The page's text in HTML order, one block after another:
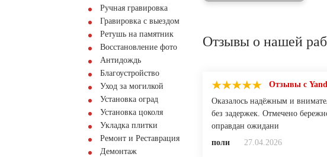
Ручная гравировка
Гравировка с выездом
Ретушь на памятник
Восстановление фото
Антидождь
Благоустройство
Уход за могилкой
Установка оград
Установка цоколя
Укладка плитки
Ремонт и Реставрация
Демонтаж
Отзывы о нашей
Отзывы с
Оказалось надёжным и
без задержек. Отмечено
оправдан ожидани
поли
27.04.2026